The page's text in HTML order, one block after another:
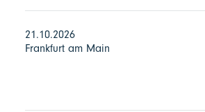
21.10.2026
Frankfurt am Main